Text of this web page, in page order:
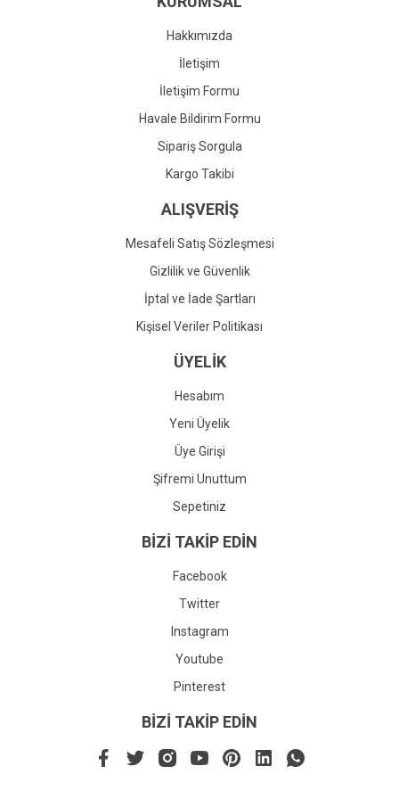
Gönder
Hakkımızda
İletişim
İletişim Formu
Havale Bildirim Formu
Sipariş Sorgula
Kargo Takibi
ALIŞVERİŞ
Mesafeli Satış Sözleşmesi
Gizlilik ve Güvenlik
İptal ve İade Şartları
Kişisel Veriler Politikası
ÜYELİK
Hesabım
Yeni Üyelik
Üye Girişi
Şifremi Unuttum
Sepetiniz
BİZİ TAKİP EDİN
Facebook
Twitter
Instagram
Youtube
Pinterest
BİZİ TAKİP EDİN